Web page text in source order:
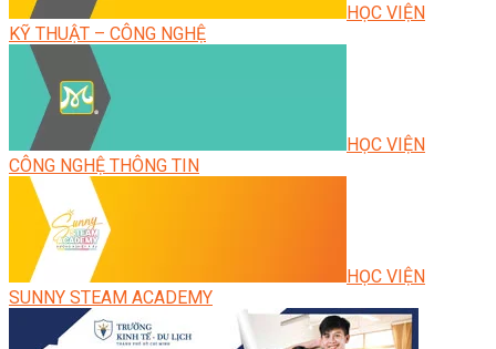
HỌC VIỆN
KỸ THUẬT – CÔNG NGHỆ
HỌC VIỆN
CÔNG NGHỆ THÔNG TIN
HỌC VIỆN
SUNNY STEAM ACADEMY